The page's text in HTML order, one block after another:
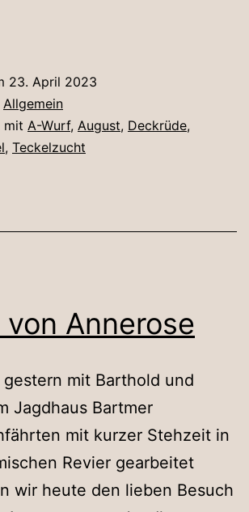
23. April 2023
Allgemein
mit A-Wurf, August, Deckrüde,
, Teckelzucht
von Annerose
mit Barthold und
Jagdhaus Bartmer
mit kurzer Stehzeit in
Revier gearbeitet
wir heute den lieben Besuch